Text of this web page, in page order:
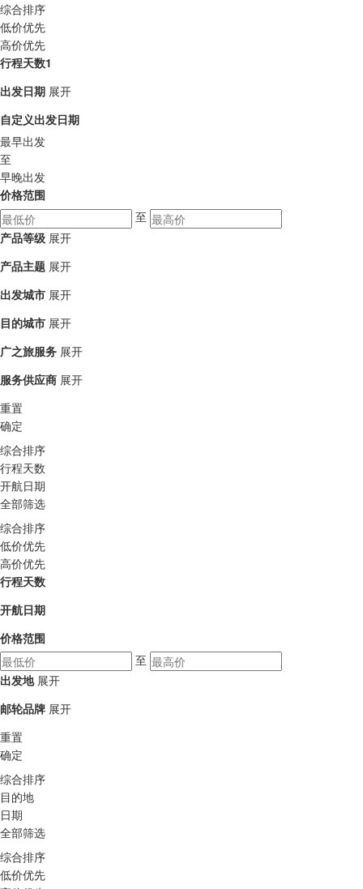
综合排序
低价优先
高价优先
行程天数1
出发日期 展开
自定义出发日期
最早出发
至
早晚出发
价格范围
至
产品等级 展开
产品主题 展开
出发城市 展开
目的城市 展开
广之旅服务 展开
服务供应商 展开
重置
确定
综合排序
行程天数
开航日期
全部筛选
综合排序
低价优先
高价优先
行程天数
开航日期
价格范围
至
出发地 展开
邮轮品牌 展开
重置
确定
综合排序
目的地
日期
全部筛选
综合排序
低价优先